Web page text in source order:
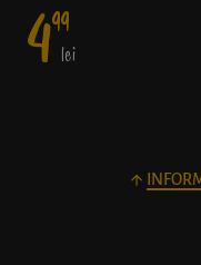
499
lei